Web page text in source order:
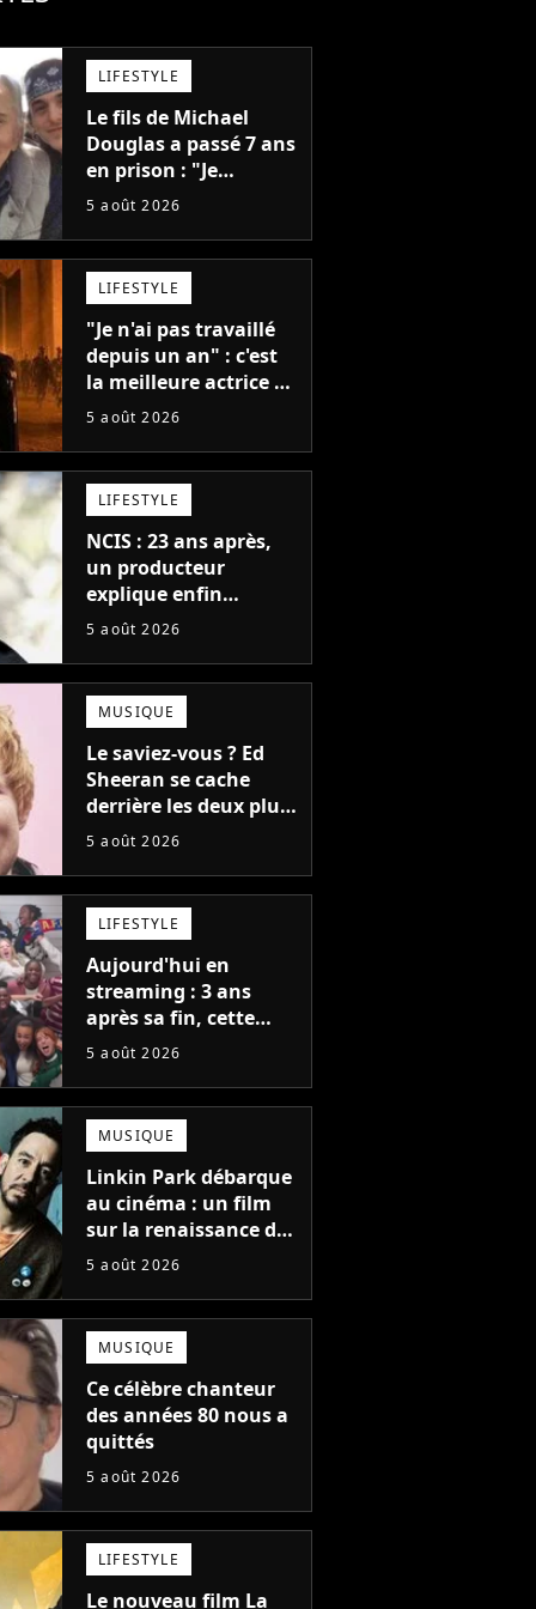
LIFESTYLE
Le fils de Michael
Douglas a passé 7 ans
en prison : "Je
distribuais des joints
5 août 2026
LIFESTYLE
"Je n'ai pas travaillé
depuis un an" : c'est
la meilleure actrice de
L'Odyssée, mais
donner de rôle au
cinéma
5 août 2026
LIFESTYLE
NCIS : 23 ans après,
un producteur
explique enfin
l'origine de l'idée la
(et on ne parle pas du
bateau)
5 août 2026
MUSIQUE
Le saviez-vous ? Ed
Sheeran se cache
derrière les deux plus
gros tubes du
5 août 2026
LIFESTYLE
Aujourd'hui en
streaming : 3 ans
après sa fin, cette
série aux 13 Emmy
une suite...
totalement différente
5 août 2026
MUSIQUE
Linkin Park débarque
au cinéma : un film
sur la renaissance du
groupe arrive en
5 août 2026
MUSIQUE
Ce célèbre chanteur
des années 80 nous a
quittés
5 août 2026
LIFESTYLE
Le nouveau film La